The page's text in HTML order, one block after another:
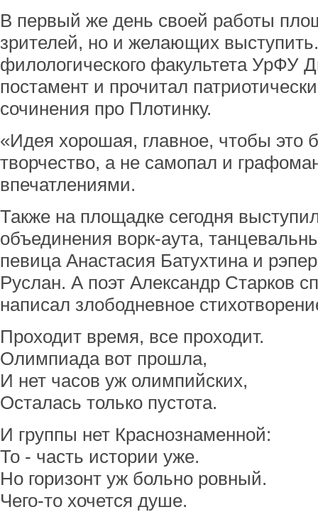
В первый же день своей работы
зрителей, но и желающих
филологического факультета УрФУ
постамент и прочитал
сочинения про Плотинку.
«Идея хорошая, главное, чтобы это
творчество, а не самопал и
впечатлениями.
Также на площадке сегодня
объединения ворк-аута,
певица Анастасия Батухтина и
Руслан. А поэт Александр Старков
написал злободневное
Проходит время, все проходит.
Олимпиада вот прошла,
И нет часов уж олимпийских,
Осталась только пустота.
И группы нет Краснознаменной:
То - часть истории уже.
Но горизонт уж больно ровный.
Чего-то хочется душе.